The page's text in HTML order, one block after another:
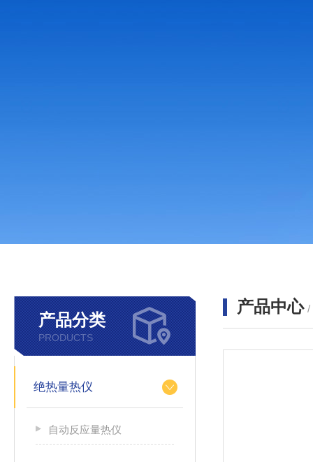
产品分类
PRODUCTS
绝热量热仪
自动反应量热仪
产品中心 /